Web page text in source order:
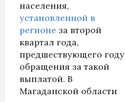
населения,
установленной в
регионе за второй
квартал года,
предшествующего году
обращения за такой
выплатой. В
Магаданской области